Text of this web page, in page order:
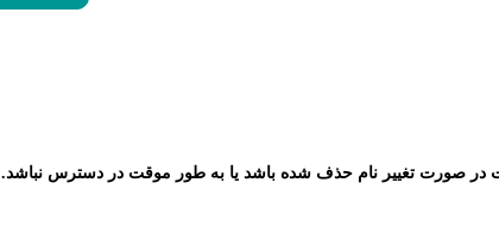
در صورت تغییر نام حذف شده باشد یا به طور موقت در دسترس نباشد.